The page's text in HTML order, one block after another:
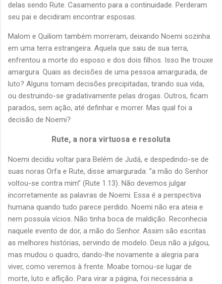
delas sendo Rute. Casamento para a continuidade. Perderam
seu pai e decidiram encontrar esposas.
Malom e Quiliom também morreram, deixando Noemi sozinha
em uma terra estrangeira. Aquela que saiu de sua terra,
enfrentou a morte do esposo e dos dois filhos. Isso lhe trouxe
amargura. Quais as decisões de uma pessoa amargurada, de
luto? Alguns tomam decisões precipitadas, tirando sua vida,
ou destruindo-se gradativamente pelas drogas. Outros, ficam
parados, sem ação, até definhar e morrer. Mas qual foi a
decisão de Noemi?
Rute, a nora virtuosa e resoluta
Noemi decidiu voltar para Belém de Judá, e despedindo-se de
suas noras Orfa e Rute, disse amargurada: “a mão do Senhor
voltou-se contra mim” (Rute 1.13). Não devemos julgar
incorretamente as palavras de Noemi. Essa é a perspectiva
humana quando tudo parece perdido. Noemi não era ateia e
nem possuía vícios. Não tinha boca de maldição. Reconhecia
naquele evento de dor, a mão do Senhor. Assim são escritas
as melhores histórias, servindo de modelo. Deus não a julgou,
mas mudou o quadro, dando-lhe novamente a alegria para
viver, como veremos à frente. Moabe tornou-se lugar de
morte, luto e aflição. Para virar a página, foi necessária a